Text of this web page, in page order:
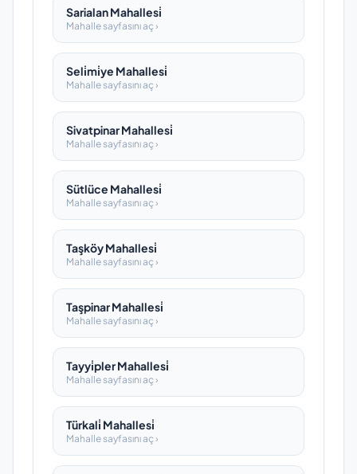
Sarialan Mahallesi̇
Mahalle sayfasını aç ›
Seli̇mi̇ye Mahallesi̇
Mahalle sayfasını aç ›
Sivatpinar Mahallesi̇
Mahalle sayfasını aç ›
Sütlüce Mahallesi̇
Mahalle sayfasını aç ›
Taşköy Mahallesi̇
Mahalle sayfasını aç ›
Taşpinar Mahallesi̇
Mahalle sayfasını aç ›
Tayyi̇pler Mahallesi̇
Mahalle sayfasını aç ›
Türkali̇ Mahallesi̇
Mahalle sayfasını aç ›